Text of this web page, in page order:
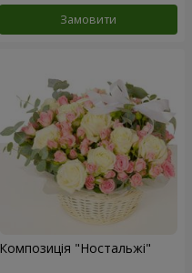
Замовити
Композиція "Ностальжі"